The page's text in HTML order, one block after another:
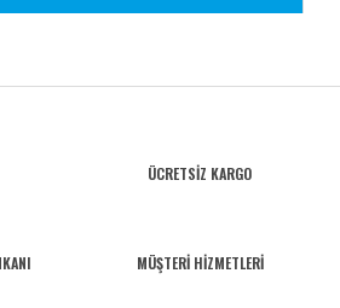
ÜCRETSİZ KARGO
MÜŞTERİ HİZMETLERİ